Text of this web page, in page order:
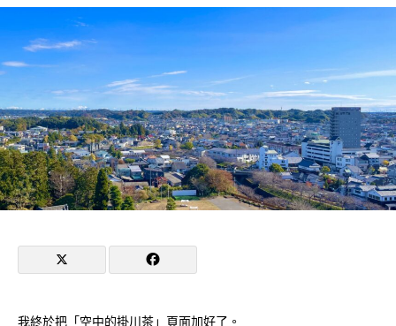
我終於把「空中的掛川茶」頁面加好了。